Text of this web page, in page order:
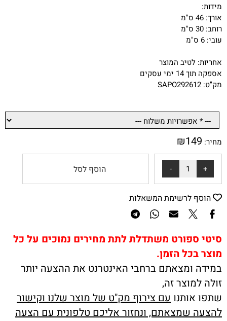
מידות:
אורך: 46 ס"מ
רוחב: 30 ס"מ
עובי: 6 ס"מ
אחריות: לטיב המוצר
אספקה תוך 14 ימי עסקים
מק"ט: SAPO292612
מחיר: ₪149
הוסף לסל
הוסף לרשימת המשאלות
סיטי ספורט משתדלת לתת מחירים נמוכים על כל
מוצר בכל הזמן.
במידה ומצאתם ברחבי האינטרנט את ההצעה יותר
זולה למוצר זה,
שתפו אותנו עם צירוף מק"ט של מוצר שלנו וקישור
להצעה שמצאתם, ונחזור אליכם טלפונית עם הצעה